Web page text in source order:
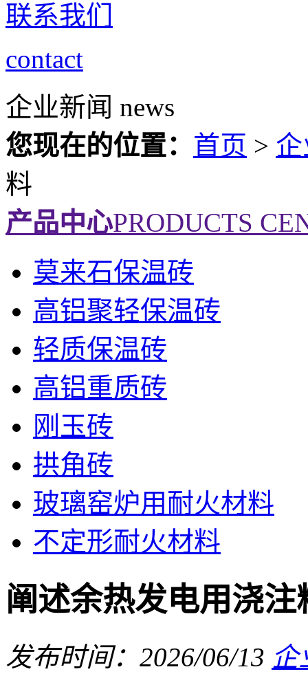
联系我们
contact
企业新闻 news
您现在的位置： 首页 >
料
产品中心PRODUCTS
莫来石保温砖
高铝聚轻保温砖
轻质保温砖
高铝重质砖
刚玉砖
拱角砖
玻璃窑炉用耐火材料
不定形耐火材料
阐述余热发电用浇注
发布时间：2026/06/13 企